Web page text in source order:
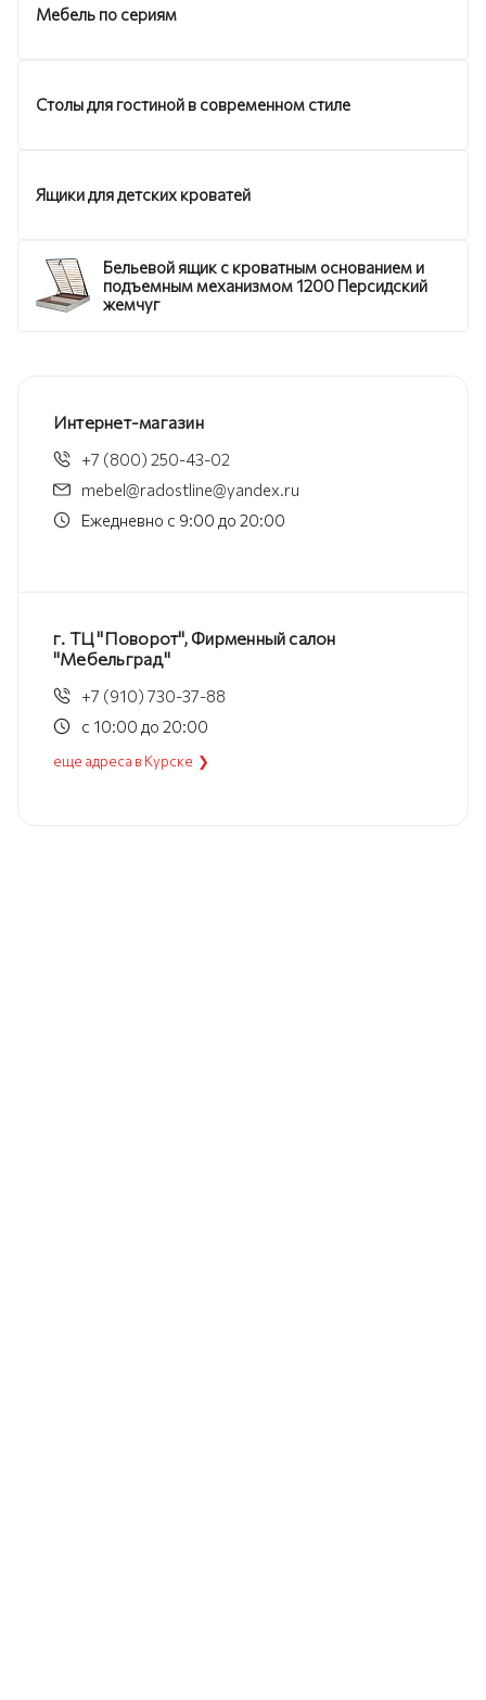
Мебель по сериям
Столы для гостиной в современном стиле
Ящики для детских кроватей
Бельевой ящик с кроватным основанием и
подъемным механизмом 1200 Персидский
жемчуг
Интернет-магазин
+7 (800) 250-43-02
mebel@radostline@yandex.ru
Ежедневно с 9:00 до 20:00
г. ТЦ "Поворот", Фирменный салон
"Мебельград"
+7 (910) 730-37-88
с 10:00 до 20:00
еще адреса в Курске ❯